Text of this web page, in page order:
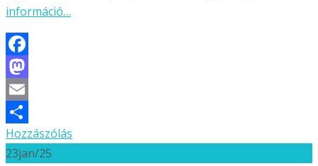
információ…
Facebook
Mastodon
Email
Ossza
meg
Hozzászólás
23jan/25